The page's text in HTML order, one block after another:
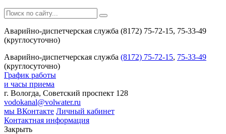
Аварийно-диспетчерская служба (8172) 75-72-15, 75-33-49
(круглосуточно)
Аварийно-диспетчерская служба (8172) 75-72-15, 75-33-49
(круглосуточно)
График работы
и часы приема
г. Вологда, Советский проспект 128
vodokanal@volwater.ru
мы ВКонтакте Личный кабинет
Контактная информация
Закрыть